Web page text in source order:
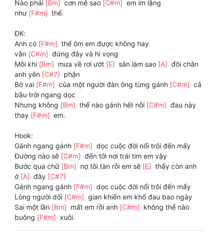
Nào phải [Bm] cơn mê sao [C#m] em im lặng
như [F#m] thế.
ĐK:
Anh có [F#m] thể ôm em được không hay
vẫn [C#m] đứng đây và hi vọng
Mỗi khi [Bm] mưa về rơi ướt [E] sân làm sao [A] đôi chân
anh yên [C#7] phận
Bờ vai [F#m] của một người đàn ông từng gánh [C#m] cả
bầu trời ngang dọc
Nhưng không [Bm] thể nào gánh hết nỗi [C#m] đau này
thay [F#m] em.
Hook:
Gánh ngang gánh [F#m] dọc cuộc đời nổi trôi đến mấy
Đường nào sẽ [C#m] đến tới nơi trái tim em vậy
Bước qua chữ [Bm] nợ tồi tàn rồi em sẽ [E] thấy còn anh
ở [A] đây [C#7]
Gánh ngang gánh [F#m] dọc cuộc đời nổi trôi đến mấy
Lòng người dối [C#m] gian khiến em khổ đau bao ngày
Sai một lần [Bm] mất em rồi anh [C#m] không thể nào
buông [F#m] xuôi.